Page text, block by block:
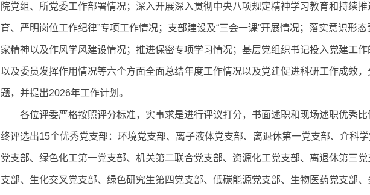
院党组、所党委工作部署情况；深入开展深入贯彻中央八项规定精神学习教育和持续推
育、严明岗位工作纪律”专项工作情况；支部建设及“三会一课”开展情况；落实意识形
家精神以及作风学风建设情况；推进保密专项学习情况；基层党组织书记投入党建工
以及委员发挥作用情况等六个方面全面总结年度工作情况以及党建促进科研工作成效，
题，并提出2026年工作计划。
各位评委严格按照评分标准，实事求是进行评议打分，书面述职和现场述职优秀
终评选出15个优秀党支部：环境党支部、离子液体党支部、离退休第一党支部、介科
党支部、绿色化工第一党支部、机关第二联合党支部、资源化工党支部、离退休第三
支部、生化交叉党支部、绿色研究生第四党支部、低碳能源党支部、生物医药党支部